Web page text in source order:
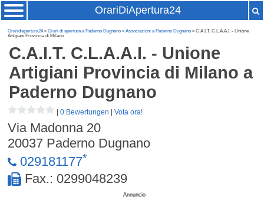
OrariDiApertura24
Oraridiapertura24»Orari di apertura a Paderno Dugnano »Associazioni a Paderno Dugnano » C.A.I.T. C.L.A.A.I. - Unione
Artigiani Provincia di Milano
C.A.I.T. C.L.A.A.I. - Unione
Artigiani Provincia di Milano a
Paderno Dugnano
|0 Bewertungen |Vota ora!
Via Madonna 20
20037 Paderno Dugnano
029181177*
Fax.: 0299048239
Annuncio